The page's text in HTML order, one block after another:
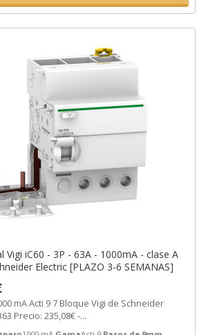
Vigi iC60 - 3P - 63A - 1000mA - clase A
Electric [PLAZO 3-6 SEMANAS]
Precio: 235,08€ -...